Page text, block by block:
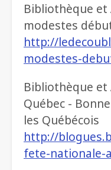
Bibliothèque et
modestes
http://
modestes-
Bibliothèque et
Québec -
les Québécois
http://
fete-nationale-